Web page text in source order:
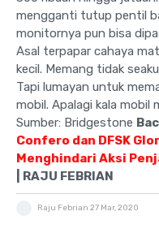
mengganti tutup pentil
monitornya pun bisa
Asal terpapar cahaya
kecil. Memang tidak
Tapi lumayan untuk
mobil. Apalagi kala mobil
Sumber: Bridgestone
Confero dan DFSK
Menghindari Aksi
| RAJU FEBRIAN
Raju Febrian 27 Mar, 2020